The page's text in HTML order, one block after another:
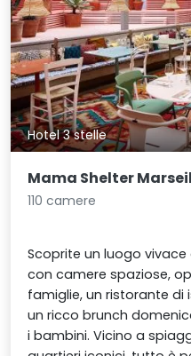
Hotel 3 stelle
Mama Shelter
110 camere
Scoprite un luogo
con camere spaziose,
famiglie, un ristorante di
un ricco brunch
i bambini. Vicino a